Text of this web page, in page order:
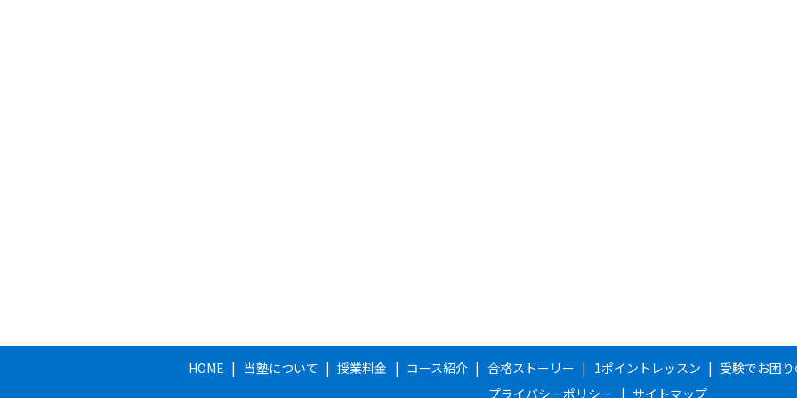
HOME 当塾について 授業料金 コース紹介 合格ストーリー 1ポイントレッスン 受験でお困
プライバシーポリシー
サイトマップ